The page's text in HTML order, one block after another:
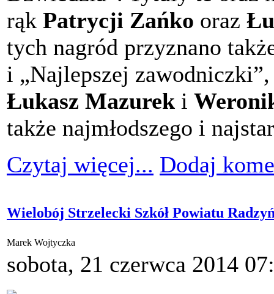
rąk Patrycji Zańko oraz
tych nagród przyznano
i „Najlepszej
Łukasz Mazurek i
także najmłodszego i
Czytaj więcej... Dodaj
Wielobój Strzelecki Szkół Powiatu
Marek Wojtyczka
sobota, 21 czerwca 2014